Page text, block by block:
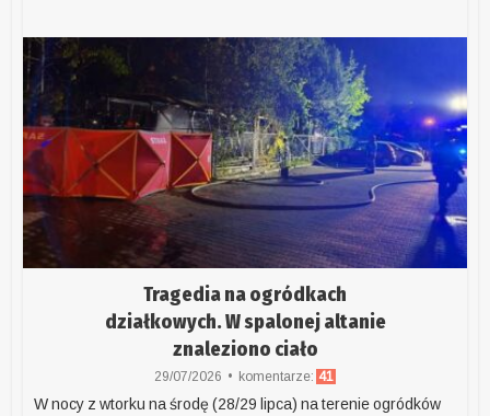
Tragedia na ogródkach
działkowych. W spalonej altanie
znaleziono ciało
29/07/2026 komentarze: 41
W nocy z wtorku na środę (28/29 lipca) na terenie ogródków